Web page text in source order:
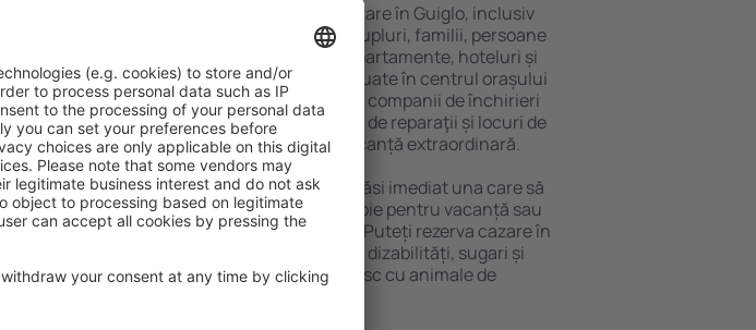
Puteți alege dintr-o ofertă variată de cazare în Guiglo, inclusiv
proprietăți pentru o singură persoană, cupluri, familii, persoane
ȋn vârstă și grupuri. Oaspeţii pot sta în apartamente, hoteluri și
pensiuni care oferă intimitate și sunt situate în centrul orașului
Guiglo. Facilitățile din apropiere, inclusiv companii de închirieri
auto, transport public, magazine, centre de reparaţii și locuri de
relaxare sau distracţie, garantează o vacanță extraordinară.
Dacă doriţi cazare de lux în Guiglo, veţi găsi imediat una care să
se potrivească. Veți găsi tot ce aveți nevoie pentru vacanță sau
călătoria de afaceri la destinația aleasă. Puteți rezerva cazare în
Guiglo cu facilități pentru persoanele cu dizabilități, sugari și
copii, precum și pentru cei care călătoresc cu animale de